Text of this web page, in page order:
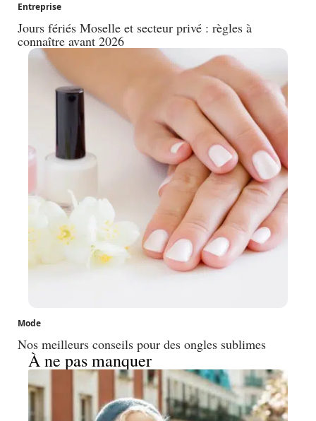
Entreprise
Jours fériés Moselle et secteur privé : règles à
connaître avant 2026
Mode
Nos meilleurs conseils pour des ongles sublimes
À ne pas manquer